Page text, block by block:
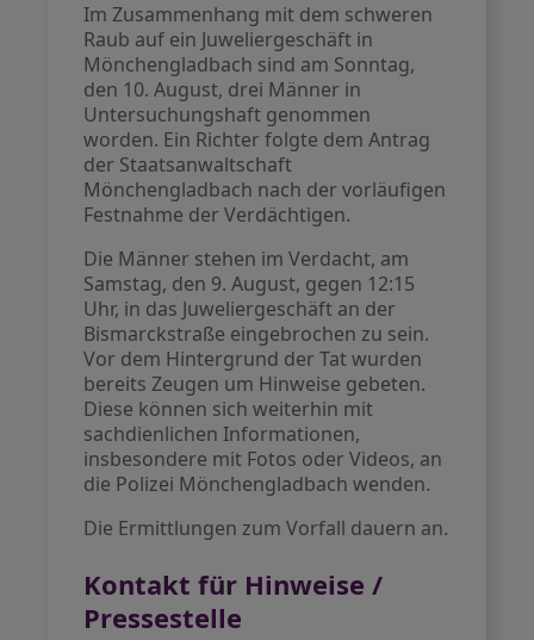
Im Zusammenhang mit dem schweren
Raub auf ein Juweliergeschäft in
Mönchengladbach sind am Sonntag,
den 10. August, drei Männer in
Untersuchungshaft genommen
worden. Ein Richter folgte dem Antrag
der Staatsanwaltschaft
Mönchengladbach nach der vorläufigen
Festnahme der Verdächtigen.
Die Männer stehen im Verdacht, am
Samstag, den 9. August, gegen 12:15
Uhr, in das Juweliergeschäft an der
Bismarckstraße eingebrochen zu sein.
Vor dem Hintergrund der Tat wurden
bereits Zeugen um Hinweise gebeten.
Diese können sich weiterhin mit
sachdienlichen Informationen,
insbesondere mit Fotos oder Videos, an
die Polizei Mönchengladbach wenden.
Die Ermittlungen zum Vorfall dauern an.
Kontakt für Hinweise /
Pressestelle